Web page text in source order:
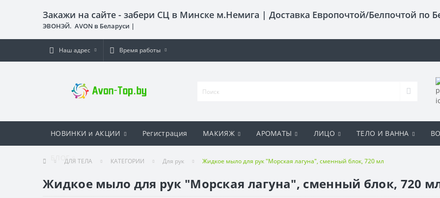
Закажи на сайте - забери СЦ в Минске м.Немига | Доставка Европочтой/Белпочтой по
ЭВОНЭЙ. AVON в Беларуси |
Наш адрес Время работы
НОВИНКИ и АКЦИИ Регистрация МАКИЯЖ АРОМАТЫ ЛИЦО ТЕЛО И ВАННА
БЛОГДЛЯ ТЕЛА КАТЕГОРИИ Для рук Жидкое мыло для рук "Морская лагуна", сменный блок, 720 мл
Жидкое мыло для рук "Морская лагуна", сменный блок, 720